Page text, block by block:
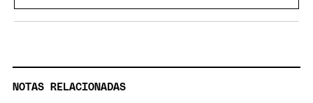
NOTAS RELACIONADAS